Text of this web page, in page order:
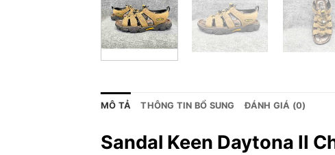
MÔ TẢ THÔNG TIN BỔ SUNG ĐÁNH GIÁ (0)
Sandal Keen Daytona II